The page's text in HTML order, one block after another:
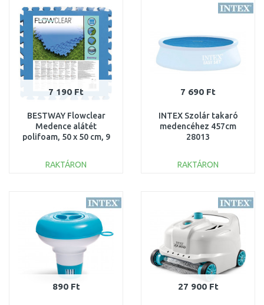
Összehasonlítás Összehasonlítás
7 190 Ft
BESTWAY Flowclear
Medence alátét
polifoam, 50 x 50 cm, 9
RAKTÁRON
Összehasonlítás
7 690 Ft
INTEX Szolár takaró
medencéhez 457cm
28013
RAKTÁRON
Összehasonlítás
890 Ft 27 900 Ft